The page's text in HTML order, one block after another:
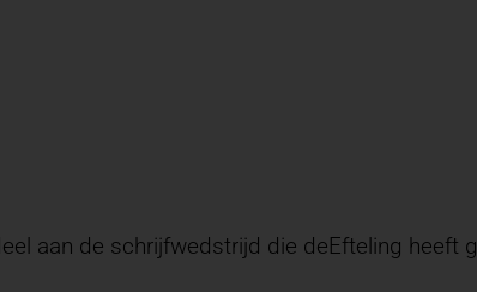
aan de schrijfwedstrijd die deEfteling heeft